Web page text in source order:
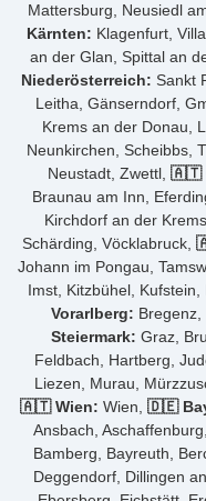
Mattersburg, Neusiedl
Kärnten: Klagenfurt,
an der Glan, Spittal an
Niederösterreich: Sankt
Leitha, Gänserndorf,
Krems an der Donau,
Neunkirchen, Scheibbs,
Neustadt, Zwettl, 🇦🇹
Braunau am Inn,
Kirchdorf an der
Schärding, Vöcklabruck,
Johann im Pongau,
Imst, Kitzbühel,
Vorarlberg: Bregenz,
Steiermark: Graz,
Feldbach, Hartberg,
Liezen, Murau,
🇦🇹 Wien: Wien, 🇩🇪
Ansbach,
Bamberg, Bayreuth,
Deggendorf, Dillingen